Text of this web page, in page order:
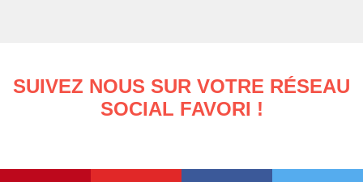
SUIVEZ NOUS SUR VOTRE RÉSEAU
SOCIAL FAVORI !